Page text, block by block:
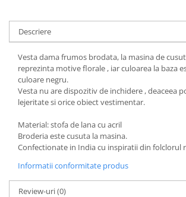
Descriere
Vesta dama frumos brodata, la masina de
reprezinta motive florale , iar culoarea la baza
culoare negru.
Vesta nu are dispozitiv de inchidere , deaceea
lejeritate si orice obiect vestimentar.
Material: stofa de lana cu acril
Broderia este cusuta la masina.
Confectionate in India cu inspiratii din folclorul
Informatii conformitate produs
Review-uri(0)